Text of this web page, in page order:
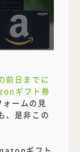
前日までに
ギフト券
ームの見
、是非この